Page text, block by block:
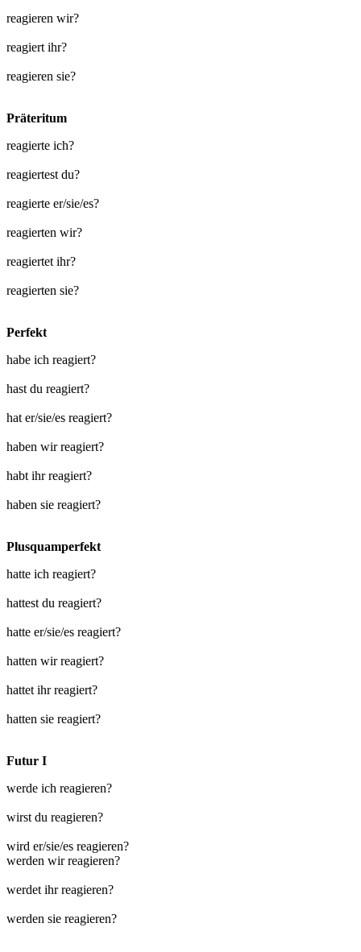
reagieren wir?
reagiert ihr?
reagieren sie?
Präteritum
reagierte ich?
reagiertest du?
reagierte er/sie/es?
reagierten wir?
reagiertet ihr?
reagierten sie?
Perfekt
habe ich reagiert?
hast du reagiert?
hat er/sie/es reagiert?
haben wir reagiert?
habt ihr reagiert?
haben sie reagiert?
Plusquamperfekt
hatte ich reagiert?
hattest du reagiert?
hatte er/sie/es reagiert?
hatten wir reagiert?
hattet ihr reagiert?
hatten sie reagiert?
Futur I
werde ich reagieren?
wirst du reagieren?
wird er/sie/es reagieren?
werden wir reagieren?
werdet ihr reagieren?
werden sie reagieren?